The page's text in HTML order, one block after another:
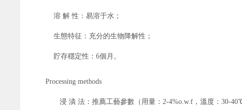
溶 解 性：易溶于水；
生態特征：充分的生物降解性；
貯存穩定性 ：6個月。
Processing methods
浸 漬 法：推薦工藝參數（用量： 2-4%o.w.f，溫度：30-